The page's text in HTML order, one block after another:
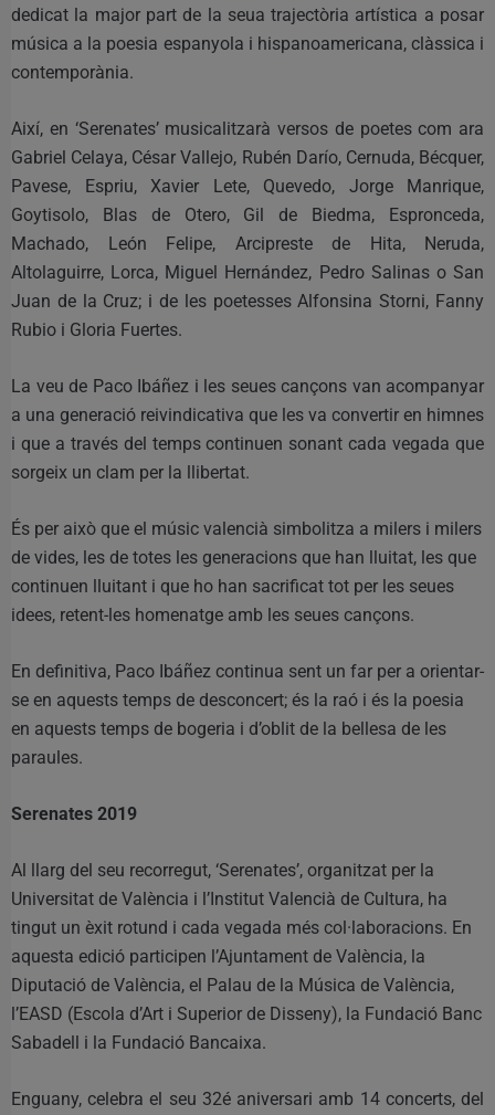
dedicat la major part de la seua trajectòria artística a posar
música a la poesia espanyola i hispanoamericana, clàssica i
contemporània.
Així, en ‘Serenates’ musicalitzarà versos de poetes com ara
Gabriel Celaya, César Vallejo, Rubén Darío, Cernuda, Bécquer,
Pavese, Espriu, Xavier Lete, Quevedo, Jorge Manrique,
Goytisolo, Blas de Otero, Gil de Biedma, Espronceda,
Machado, León Felipe, Arcipreste de Hita, Neruda,
Altolaguirre, Lorca, Miguel Hernández, Pedro Salinas o San
Juan de la Cruz; i de les poetesses Alfonsina Storni, Fanny
Rubio i Gloria Fuertes.
La veu de Paco Ibáñez i les seues cançons van acompanyar
a una generació reivindicativa que les va convertir en himnes
i que a través del temps continuen sonant cada vegada que
sorgeix un clam per la llibertat.
És per això que el músic valencià simbolitza a milers i milers
de vides, les de totes les generacions que han lluitat, les que
continuen lluitant i que ho han sacrificat tot per les seues
idees, retent-les homenatge amb les seues cançons.
En definitiva, Paco Ibáñez continua sent un far per a orientar-
se en aquests temps de desconcert; és la raó i és la poesia
en aquests temps de bogeria i d’oblit de la bellesa de les
paraules.
Serenates 2019
Al llarg del seu recorregut, ‘Serenates’, organitzat per la
Universitat de València i l’Institut Valencià de Cultura, ha
tingut un èxit rotund i cada vegada més col·laboracions. En
aquesta edició participen l’Ajuntament de València, la
Diputació de València, el Palau de la Música de València,
l’EASD (Escola d’Art i Superior de Disseny), la Fundació Banc
Sabadell i la Fundació Bancaixa.
Enguany, celebra el seu 32é aniversari amb 14 concerts, del